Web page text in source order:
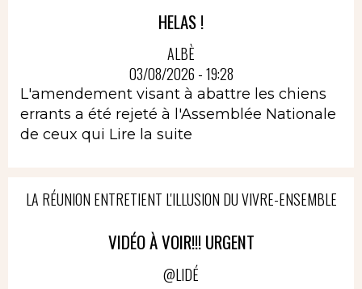
HELAS !
ALBÈ
03/08/2026 - 19:28
L'amendement visant à abattre les chiens
errants a été rejeté à l'Assemblée Nationale
de ceux qui Lire la suite
LA RÉUNION ENTRETIENT L'ILLUSION DU VIVRE-ENSEMBLE
VIDÉO À VOIR!!! URGENT
@LIDÉ